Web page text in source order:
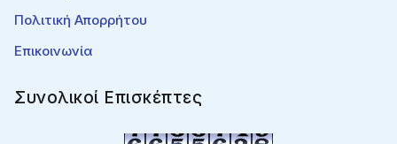
Πολιτική Cookies
Πολιτική Απορρήτου
Συνολικοί Επισκέπτες